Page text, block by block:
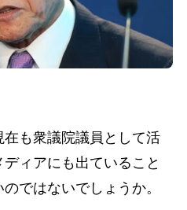
も衆議院議員として活
ィアにも出ていること
ではないでしょうか。